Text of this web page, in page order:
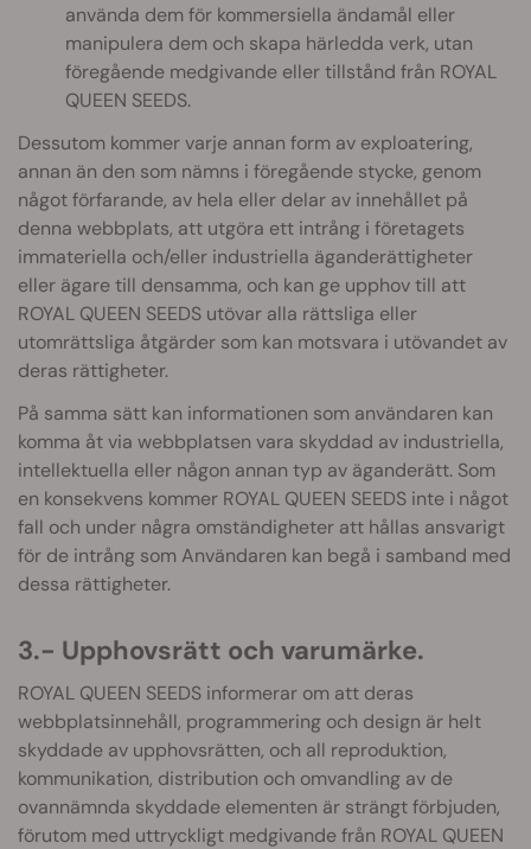
använda dem för kommersiella ändamål eller
manipulera dem och skapa härledda verk, utan
föregående medgivande eller tillstånd från ROYAL
QUEEN SEEDS.
Dessutom kommer varje annan form av exploatering,
annan än den som nämns i föregående stycke, genom
något förfarande, av hela eller delar av innehållet på
denna webbplats, att utgöra ett intrång i företagets
immateriella och/eller industriella äganderättigheter
eller ägare till densamma, och kan ge upphov till att
ROYAL QUEEN SEEDS utövar alla rättsliga eller
utomrättsliga åtgärder som kan motsvara i utövandet av
deras rättigheter.
På samma sätt kan informationen som användaren kan
komma åt via webbplatsen vara skyddad av industriella,
intellektuella eller någon annan typ av äganderätt. Som
en konsekvens kommer ROYAL QUEEN SEEDS inte i något
fall och under några omständigheter att hållas ansvarigt
för de intrång som Användaren kan begå i samband med
dessa rättigheter.
3.- Upphovsrätt och varumärke.
ROYAL QUEEN SEEDS informerar om att deras
webbplatsinnehåll, programmering och design är helt
skyddade av upphovsrätten, och all reproduktion,
kommunikation, distribution och omvandling av de
ovannämnda skyddade elementen är strängt förbjuden,
förutom med uttryckligt medgivande från ROYAL QUEEN